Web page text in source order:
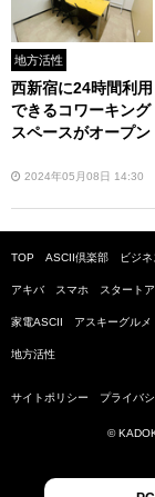
地方活性
西新宿に24時間利用
できるコワーキング
スペースがオープン
2024年05月08日 14:30
TOP ASCII倶楽部 ビジネ
アキバ スマホ スタート
家電ASCII アスキーグルメ
地方活性
サイトポリシー プライバ
©